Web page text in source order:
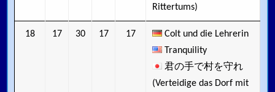
Rittertums)
18 17 30 17 17
Colt und die Lehrerin
Tranquility
君の手で村を守れ
(Verteidige das Dorf mit